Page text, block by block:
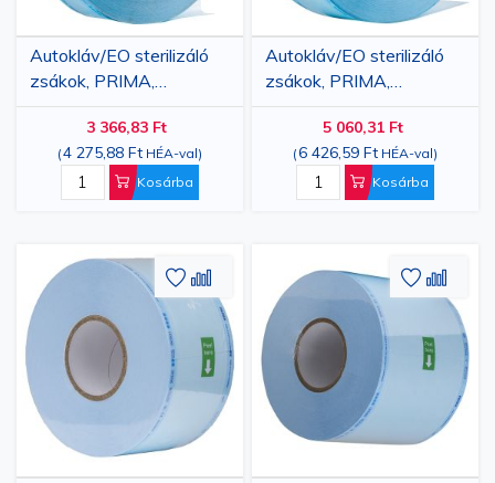
Autokláv/EO sterilizáló
zsákok, PRIMA,
50mmx200m
3 366,83 Ft
(4 275,88 Ft HÉA-val)
Kosárba
Autokláv/EO sterilizáló
zsákok, PRIMA,
75mmx200m
5 060,31 Ft
(6 426,59 Ft HÉA-val)
Kosárba
Hozzáadás
a
kívánságlistához
Hozzáadás
az
összehasonlításhoz
a az